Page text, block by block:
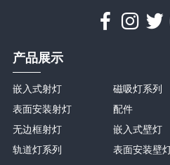
产品展示
嵌入式射灯
表面安装射灯
无边框射灯
轨道灯系列
磁吸灯系列
配件
嵌入式壁灯
表面安装壁灯